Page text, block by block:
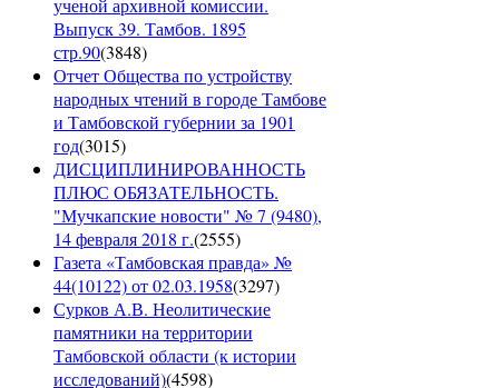
ученой архивной комиссии.
Выпуск 39. Тамбов. 1895
стр.90(3848)
Отчет Общества по устройству
народных чтений в городе Тамбове
и Тамбовской губернии за 1901
год(3015)
ДИСЦИПЛИНИРОВАННОСТЬ
ПЛЮС ОБЯЗАТЕЛЬНОСТЬ.
"Мучкапские новости" № 7 (9480),
14 февраля 2018 г.(2555)
Газета «Тамбовская правда» №
44(10122) от 02.03.1958(3297)
Сурков А.В. Неолитические
памятники на территории
Тамбовской области (к истории
исследований)(4598)